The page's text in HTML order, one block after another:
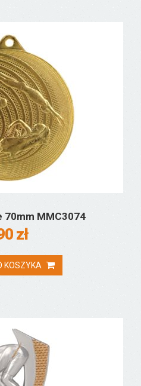
70mm MMC3074
zł
KOSZYKA